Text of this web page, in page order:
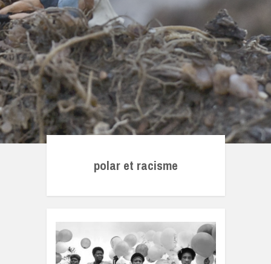
polar et racisme